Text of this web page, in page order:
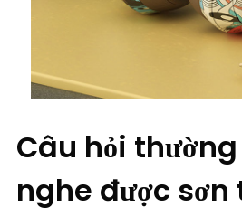
Câu hỏi
nghe được